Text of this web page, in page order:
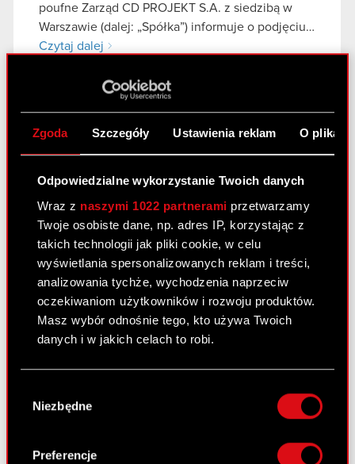
Zgoda Szczegóły Ustawienia reklam O
Odpowiedzialne wykorzystanie Twoich danych
Wraz z naszymi 1022 partnerami przetwarzamy
Twoje osobiste dane, np. adres IP, korzystając z
takich technologii jak pliki cookie, w celu
wyświetlania spersonalizowanych reklam i treści,
analizowania tychże, wychodzenia naprzeciw
oczekiwaniom użytkowników i rozwoju produktów.
Masz wybór odnośnie tego, kto używa Twoich
danych i w jakich celach to robi.
Gromadzić dane dotyczące Twojej
lokalizacji geograficznej z dokładnością nawet
Identyfikować Twoje urządzenie, aktywnie
zgody
Niezbędne
Preferencje
poufne Zarząd CD PROJEKT S.A. z siedzibą w
Warszawie (dalej: „Spółka”) informuje o podjęciu…
Czytaj dalej
Wniosek Zarządu w sprawie podziału
zysku netto wypracowanego w roku 2017
Raport bieżący nr 3/2018
20 marca 2018
Temat raportu: Rozwiązanie umowy dotyczącej
pełnienia funkcji Animatora Emitenta Podstawa
prawna raportu: Inne uregulowania Treść raportu:
W nawiązaniu do informacji przekazanej w
raporcie bieżącym nr 7/2017 z dnia 19 maja 2017
roku, Zarząd spółki CD…Czytaj dalej
PDF
Rozwiązanie umowy dotyczącej
Raport bieżący nr 2/2018